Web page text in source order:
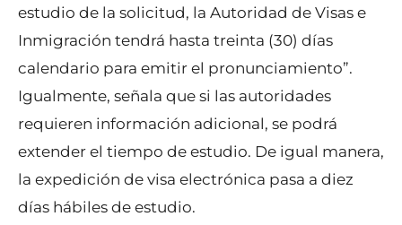
estudio de la solicitud, la Autoridad de Visas e
Inmigración tendrá hasta treinta (30) días
calendario para emitir el pronunciamiento”.
Igualmente, señala que si las autoridades
requieren información adicional, se podrá
extender el tiempo de estudio. De igual manera,
la expedición de visa electrónica pasa a diez
días hábiles de estudio.